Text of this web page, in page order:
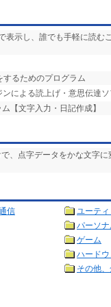
表示し、誰でも手軽に読む
るためのプログラム
による読上げ・意思伝達
【文字入力・日記作成】
、点字データをかな文字
信
ユーティ
パーソ
ゲーム
ハードウ
その他